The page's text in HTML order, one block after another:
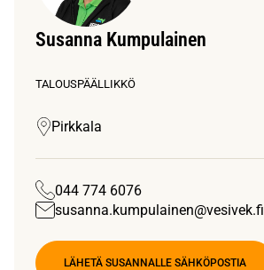
Susanna Kumpulainen
TALOUSPÄÄLLIKKÖ
Pirkkala
044 774 6076
susanna.kumpulainen@vesivek.fi
LÄHETÄ SUSANNALLE SÄHKÖPOSTIA